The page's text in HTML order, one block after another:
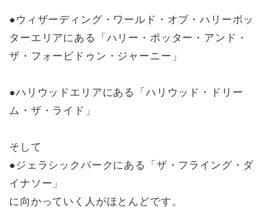
●ウィザーディング・ワールド・オブ・ハリーポッ
ターエリアにある「ハリー・ポッター・アンド・
ザ・フォービドゥン・ジャーニー」
●ハリウッドエリアにある「ハリウッド・ドリー
ム・ザ・ライド」
そして
●ジェラシックパークにある「ザ・フライング・ダ
イナソー」
に向かっていく人がほとんどです。